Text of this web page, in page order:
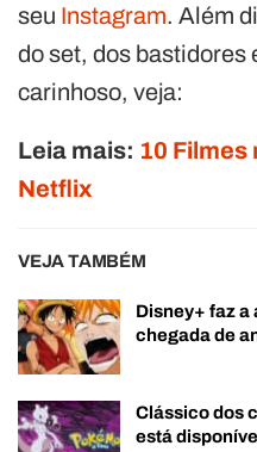
seu Instagram. Além
do set, dos bastidores
carinhoso, veja:
Leia mais: 10 Filmes
Netflix
VEJA TAMBÉM
Disney+ faz a
chegada de
Clássico dos
está